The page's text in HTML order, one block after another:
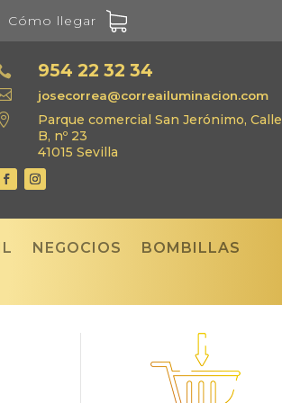
Cómo llegar
954 22 32 34
josecorrea@correailuminacion.com
Parque comercial San Jerónimo, Calle
B, nº 23
41015 Sevilla
NEGOCIOS BOMBILLAS